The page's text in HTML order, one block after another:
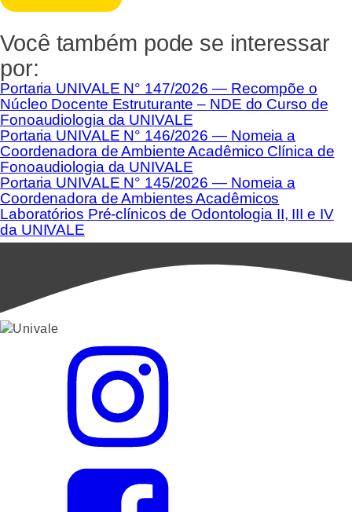
Você também pode se interessar
por:
Portaria UNIVALE N° 147/2026 — Recompõe o
Núcleo Docente Estruturante – NDE do Curso de
Fonoaudiologia da UNIVALE
Portaria UNIVALE N° 146/2026 — Nomeia a
Coordenadora de Ambiente Acadêmico Clínica de
Fonoaudiologia da UNIVALE
Portaria UNIVALE N° 145/2026 — Nomeia a
Coordenadora de Ambientes Acadêmicos
Laboratórios Pré-clínicos de Odontologia II, III e IV
da UNIVALE